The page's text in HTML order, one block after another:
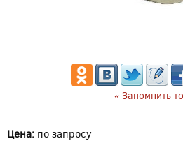
« Запомнить
Цена: по запросу